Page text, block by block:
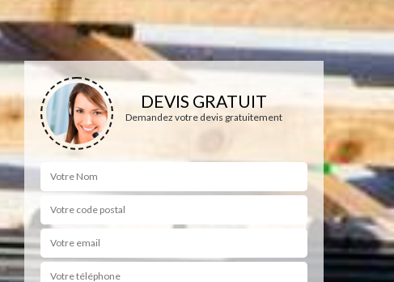
DEVIS GRATUIT
Demandez votre devis gratuitement